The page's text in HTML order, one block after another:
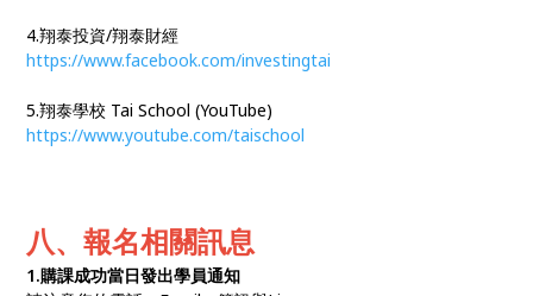
4.翔泰投資/翔泰財經
https://www.facebook.com/investingtai
5.翔泰學校 Tai School (YouTube)
https://www.youtube.com/taischool
八、報名相關訊息
1.購課成功當日發出學員通知